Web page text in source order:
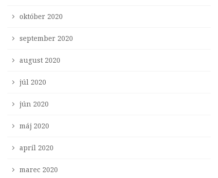
október 2020
september 2020
august 2020
júl 2020
jún 2020
máj 2020
apríl 2020
marec 2020